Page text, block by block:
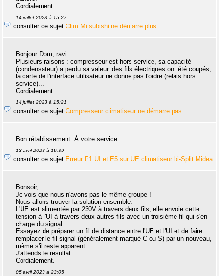
Cordialement.
14 juillet 2023 à 15:27
consulter ce sujet Clim Mitsubishi ne démarre plus
Bonjour Dom, ravi.
Plusieurs raisons : compresseur est hors service, sa capacité
(condensateur) a perdu sa valeur, des fils électriques ont été coupés,
la carte de l'interface utilisateur ne donne pas l'ordre (relais hors
service)...
Cordialement.
14 juillet 2023 à 15:21
consulter ce sujet Compresseur climatiseur ne démarre pas
Bon rétablissement. À votre service.
13 avril 2023 à 19:39
consulter ce sujet Erreur P1 UI et E5 sur UE climatiseur bi-Split Midea
Bonsoir,
Je vois que nous n'avons pas le même groupe !
Nous allons trouver la solution ensemble.
L'UE est alimentée par 230V à travers deux fils, elle envoie cette
tension à l'UI à travers deux autres fils avec un troisième fil qui s'en
charge du signal.
Essayez de préparer un fil de distance entre l'UE et l'UI et de faire
remplacer le fil signal (généralement marqué C ou S) par un nouveau,
même s'il reste apparent.
J'attends le résultat.
Cordialement.
05 avril 2023 à 23:05